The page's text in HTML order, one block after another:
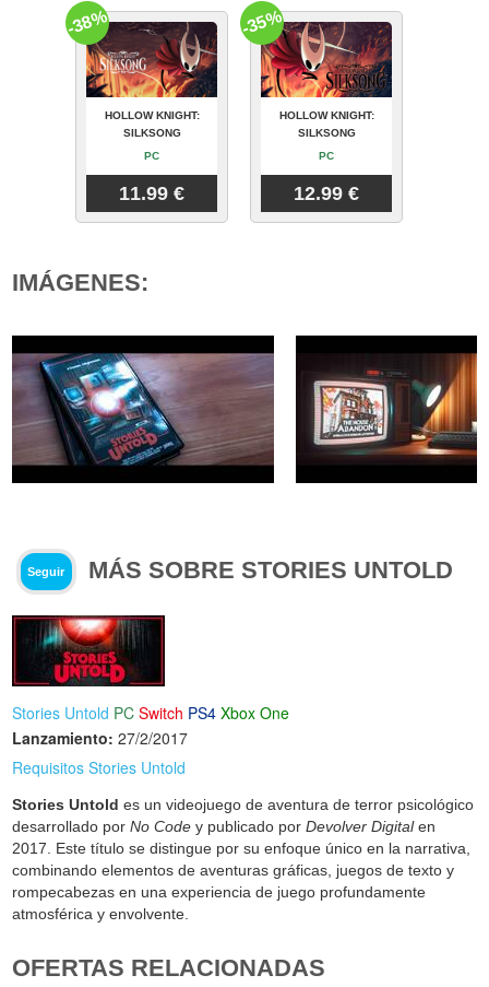
HOLLOW KNIGHT:
SILKSONG
PC
11.99 €
-38%
HOLLOW KNIGHT:
SILKSONG
PC
12.99 €
-35%
IMÁGENES:
Seguir MÁS SOBRE STORIES UNTOLD
Stories Untold PC Switch PS4 Xbox One
Lanzamiento: 27/2/2017
Requisitos Stories Untold
Stories Untold es un videojuego de aventura de terror psicológico
desarrollado porNo Code y publicado porDevolver Digitalen
2017. Este título se distingue por su enfoque único en la narrativa,
combinando elementos de aventuras gráficas, juegos de texto y
rompecabezas en una experiencia de juego profundamente
atmosférica y envolvente.
OFERTAS RELACIONADAS